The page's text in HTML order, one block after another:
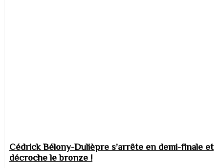
Cédrick Bélony-Dulièpre s’arrête en demi-finale et
décroche le bronze !